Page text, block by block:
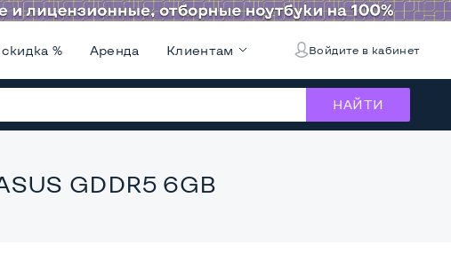
% Аренда Клиентам Войдите в кабинет
НАЙТИ
GDDR5 6GB